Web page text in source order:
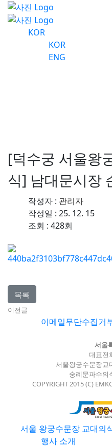
KOR
KOR
ENG
[덕수궁 서울왕
식] 남대문시장
작성자 : 관리자
작성일 : 25. 12. 15
조회 : 428회
목록
이전글
이메일무단수집거
서울
대표전
서울왕궁수문장교
숭례문파수의
COPYRIGHT 2015 (C)
서울 왕궁수문장 교대의
행사 소개